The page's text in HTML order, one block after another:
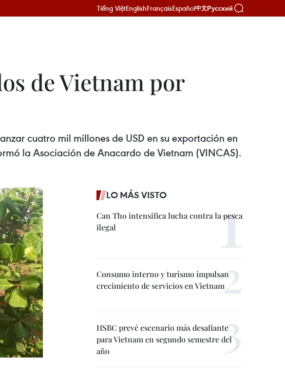
Tiếng ViệtEnglishFrançaisEspañol中文Русский
de Vietnam por
cuatro mil millones de USD en su exportación en
la Asociación de Anacardo de Vietnam (VINCAS).
LO MÁS VISTO
Can Tho intensifica lucha contra la pesca
ilegal
Consumo interno y turismo impulsan
crecimiento de servicios en Vietnam
HSBC prevé escenario más desafiante
para Vietnam en segundo semestre del
año